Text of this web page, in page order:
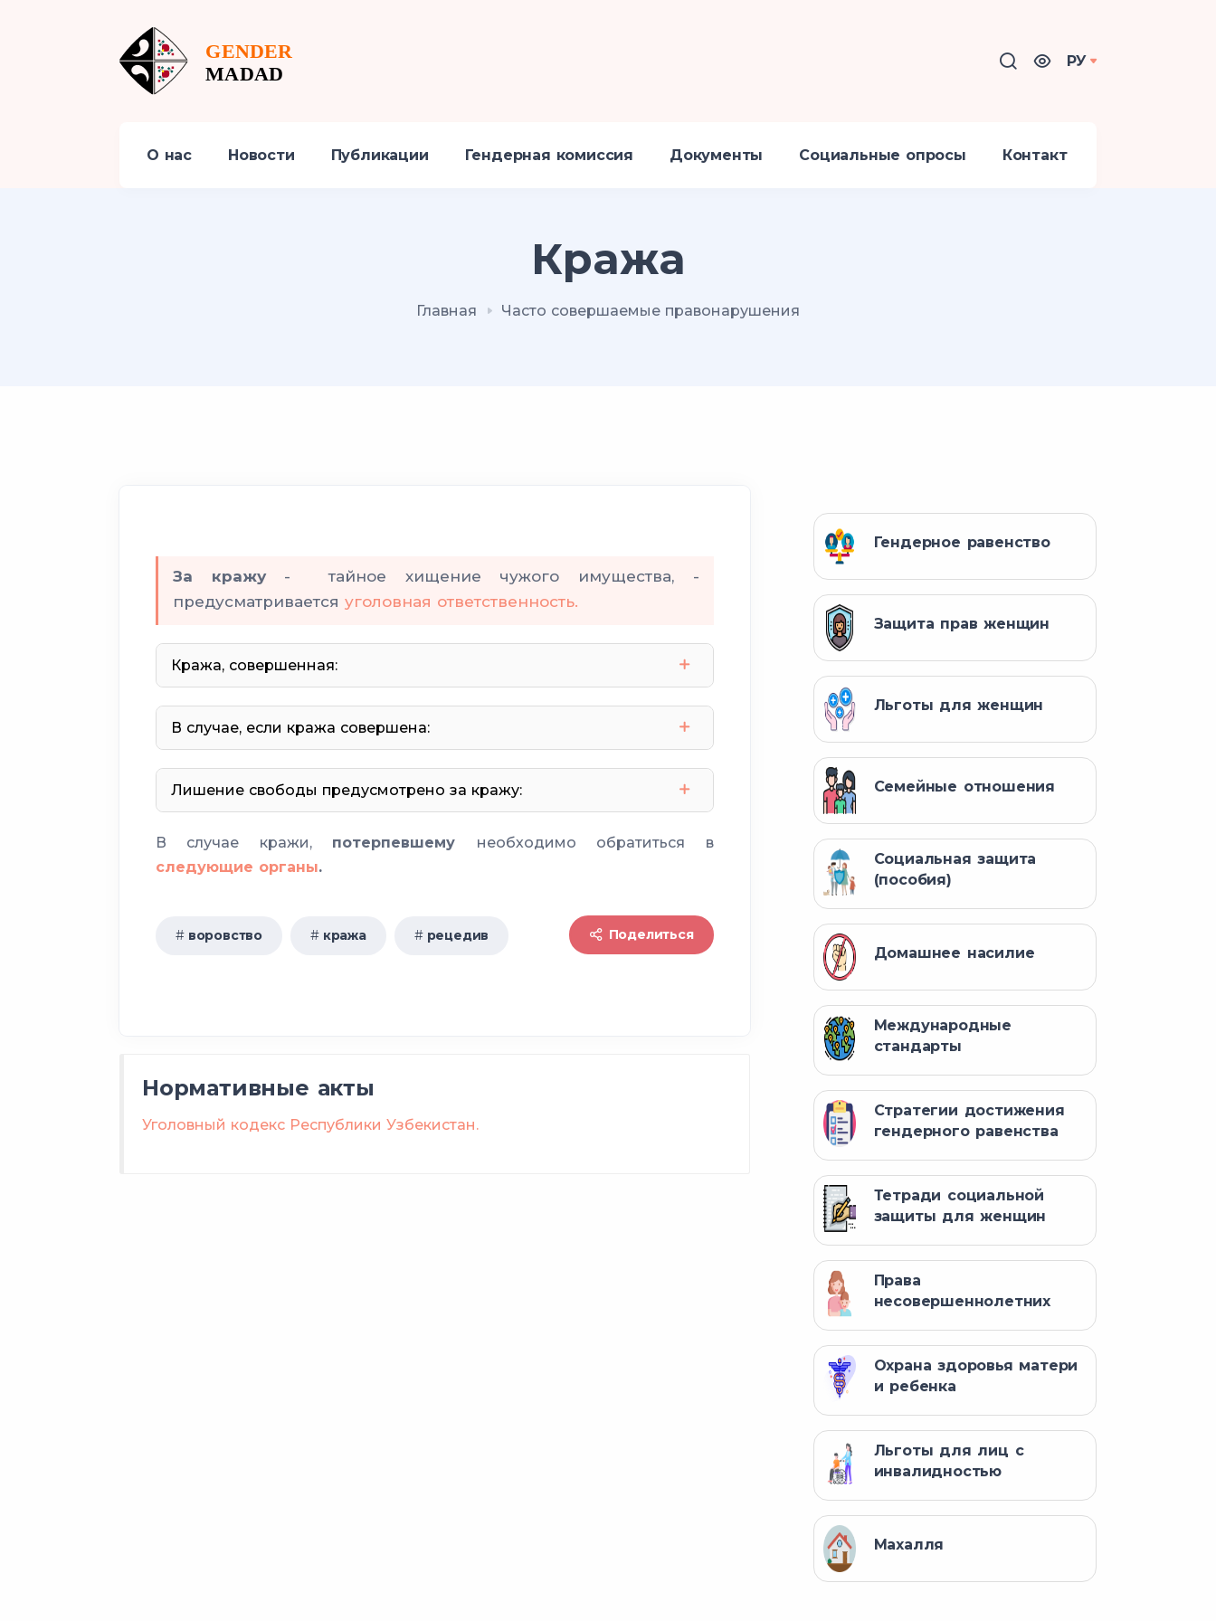
РУ
О нас Новости Публикации Гендерная комиссия Документы Социальные опросы Контакт
Кража
Главная Часто совершаемые правонарушения
За кражу- тайное хищение чужого имущества, -
предусматривается уголовная ответственность.
Кража, совершенная:
значительном
предварительному
В случае, если кража совершена:
Лишение свободы предусмотрено за кражу:
особо опасным рецидивистом
организованной группой
В случае кражи, потерпевшему необходимо обратиться в
следующие органы.
воровство кража рецедив Поделиться
Нормативные акты
Уголовный кодекс Республики Узбекистан.
Гендерное равенство
Защита прав женщин
Льготы для женщин
Семейные отношения
Социальная защита
(пособия)
Домашнее насилие
Международные
стандарты
Стратегии достижения
гендерного равенства
Тетради социальной
защиты для женщин
Права
несовершеннолетних
Охрана здоровья матери
и ребенка
Льготы для лиц с
инвалидностью
Махалля